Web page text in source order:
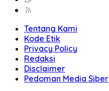
Tentang Kami
Kode Etik
Privacy Policy
Redaksi
Disclaimer
Pedoman Media Siber